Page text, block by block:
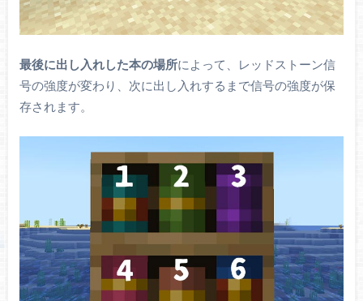
最後に出し入れした本の場所によって、レッドストーン信
号の強度が変わり、次に出し入れするまで信号の強度が保
存されます。